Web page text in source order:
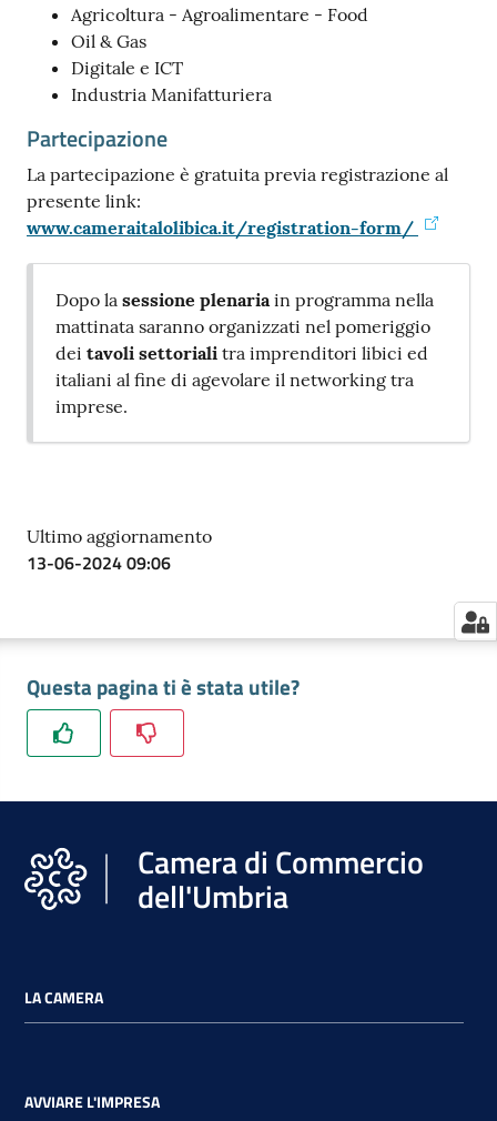
Agricoltura - Agroalimentare - Food
Oil & Gas
Digitale e ICT
Industria Manifatturiera
Partecipazione
La partecipazione è gratuita previa registrazione al
presente link:
www.cameraitalolibica.it/registration-form/
Dopo lasessione plenariain programma nella
mattinata saranno organizzati nel pomeriggio
deitavoli settoriali tra imprenditori libici ed
italiani al fine di agevolare il networking tra
imprese.
Ultimo aggiornamento
13-06-2024 09:06
Questa pagina ti è stata utile?
Camera di Commercio
dell'Umbria
LA CAMERA
AVVIARE L'IMPRESA